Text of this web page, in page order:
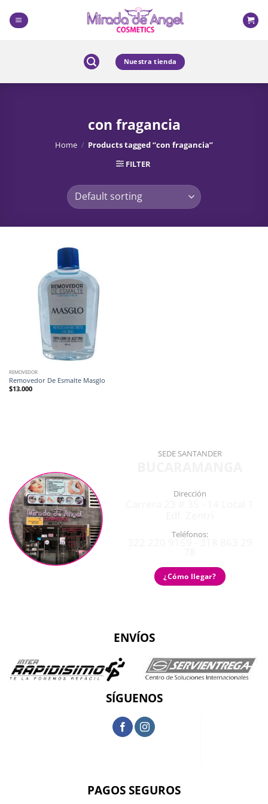
content
Nuestra tienda
con fragancia
Home / Products tagged “con fragancia”
FILTER
REMOVEDOR
Removedor De Esmalte Masglo
$13.000
SEDE SANTANDER
Dirección
Teléfonos:
¿Cómo llegar?
ENVÍOS
SÍGUENOS
PAGOS SEGUROS